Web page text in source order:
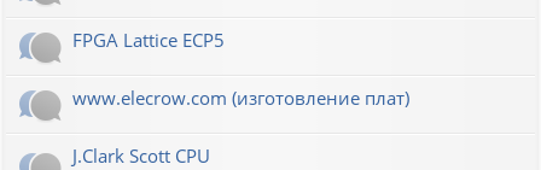
FPGA Lattice ECP5
www.elecrow.com (изготовление плат)
J.Clark Scott CPU